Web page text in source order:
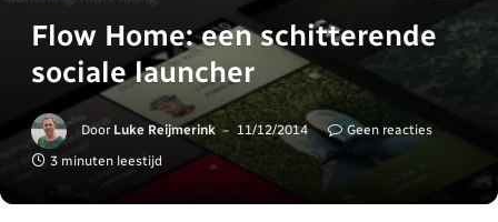
Flow Home: een schitterende
sociale launcher
Door Luke Reijmerink 11/12/2014
Geen reacties
3 minuten leestijd